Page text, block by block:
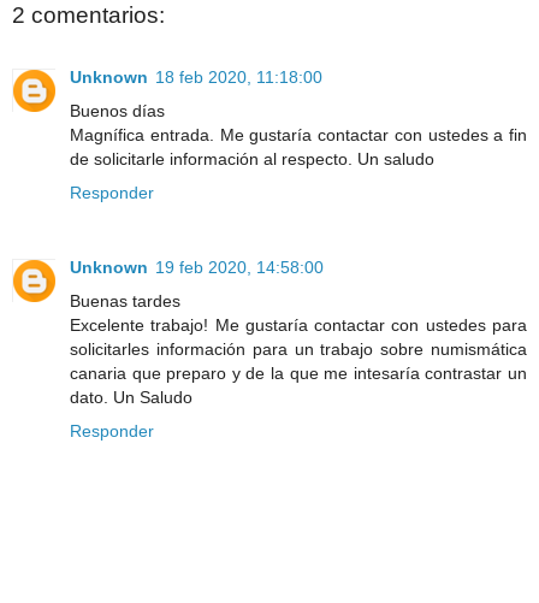
2 comentarios:
Unknown 18 feb 2020, 11:18:00
Buenos días
Magnífica entrada. Me gustaría contactar con ustedes a fin
de solicitarle información al respecto. Un saludo
Responder
Unknown 19 feb 2020, 14:58:00
Buenas tardes
Excelente trabajo! Me gustaría contactar con ustedes para
solicitarles información para un trabajo sobre numismática
canaria que preparo y de la que me intesaría contrastar un
dato. Un Saludo
Responder